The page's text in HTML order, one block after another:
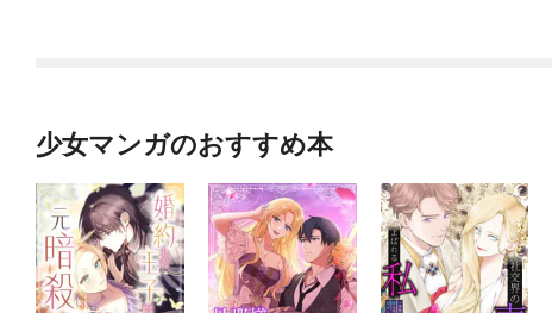
少女マンガのおすすめ本